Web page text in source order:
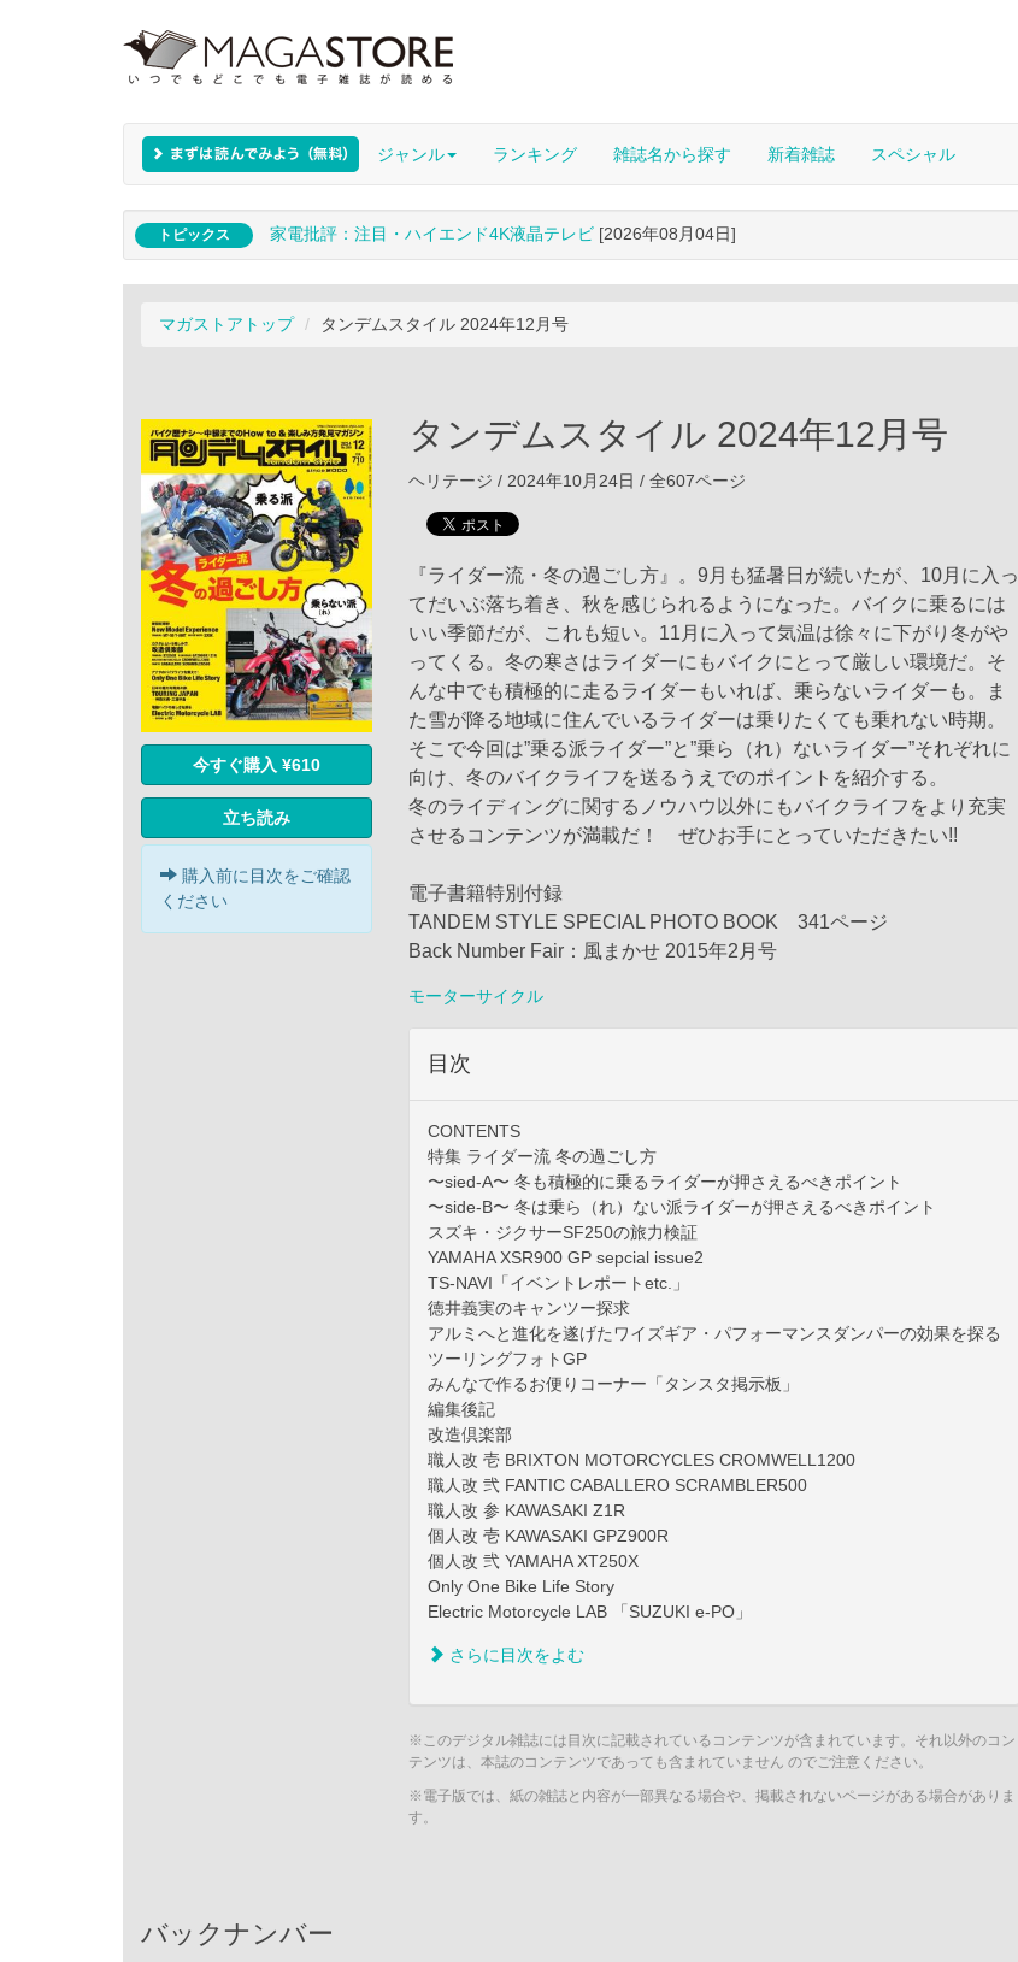
ジャンル ランキング 雑誌名から探す 新着雑誌 スペシャル
トピックス 家電批評：注目・ハイエンド4K液晶テレビ [2026年08月04日]
マガストアトップ タンデムスタイル 2024年12月号
今すぐ購入 ¥610
立ち読み
購入前に目次をご確認
ください
タンデムスタイル 2024年12月号
ヘリテージ / 2024年10月24日 / 全607ページ
『ライダー流・冬の過ごし方』。9月も猛暑日が続いたが、10月に入っ
てだいぶ落ち着き、秋を感じられるようになった。バイクに乗るには
いい季節だが、これも短い。11月に入って気温は徐々に下がり冬がや
ってくる。冬の寒さはライダーにもバイクにとって厳しい環境だ。そ
んな中でも積極的に走るライダーもいれば、乗らないライダーも。ま
た雪が降る地域に住んでいるライダーは乗りたくても乗れない時期。
そこで今回は”乗る派ライダー”と”乗ら（れ）ないライダー”それぞれに
向け、冬のバイクライフを送るうえでのポイントを紹介する。
冬のライディングに関するノウハウ以外にもバイクライフをより充実
させるコンテンツが満載だ！ ぜひお手にとっていただきたい!!
電子書籍特別付録
TANDEM STYLE SPECIAL PHOTO BOOK 341ページ
Back Number Fair：風まかせ 2015年2月号
モーターサイクル
目次
CONTENTS
特集 ライダー流 冬の過ごし方
〜sied-A〜 冬も積極的に乗るライダーが押さえるべきポイント
〜side-B〜 冬は乗ら（れ）ない派ライダーが押さえるべきポイント
スズキ・ジクサーSF250の旅力検証
YAMAHA XSR900 GP sepcial issue2
TS-NAVI「イベントレポートetc.」
徳井義実のキャンツー探求
アルミへと進化を遂げたワイズギア・パフォーマンスダンパーの効果を探る
ツーリングフォトGP
みんなで作るお便りコーナー「タンスタ掲示板」
編集後記
改造倶楽部
職人改 壱 BRIXTON MOTORCYCLES CROMWELL1200
職人改 弐 FANTIC CABALLERO SCRAMBLER500
職人改 参 KAWASAKI Z1R
個人改 壱 KAWASAKI GPZ900R
個人改 弐 YAMAHA XT250X
Only One Bike Life Story
Electric Motorcycle LAB 「SUZUKI e-PO」
さらに目次をよむ
※このデジタル雑誌には目次に記載されているコンテンツが含まれています。それ以外のコン
テンツは、本誌のコンテンツであっても含まれていません のでご注意ください。
※電子版では、紙の雑誌と内容が一部異なる場合や、掲載されないページがある場合がありま
す。
バックナンバー